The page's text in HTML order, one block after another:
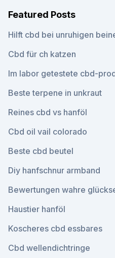
Featured Posts
Hilft cbd bei unruhigen
Cbd für ch katzen
Im labor getestete cbd-
Beste terpene in unkraut
Reines cbd vs hanföl
Cbd oil vail colorado
Beste cbd beutel
Diy hanfschnur armband
Bewertungen wahre
Haustier hanföl
Koscheres cbd essbares
Cbd wellendichtringe